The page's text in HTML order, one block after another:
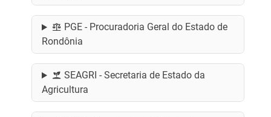
PGE - Procuradoria Geral do Estado de
Rondônia
SEAGRI - Secretaria de Estado da
Agricultura